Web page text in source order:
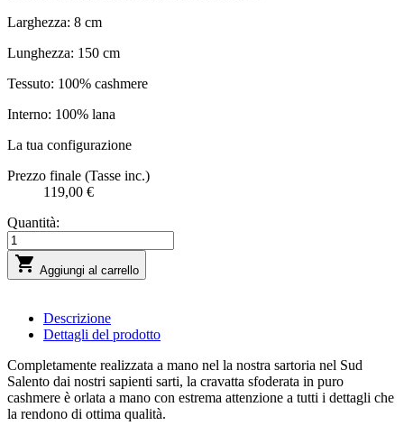
Larghezza: 8 cm
Lunghezza: 150 cm
Tessuto: 100% cashmere
Interno: 100% lana
La tua configurazione
Prezzo finale (Tasse inc.)
119,00 €
Quantità:
 Aggiungi al carrello
Descrizione
Dettagli del prodotto
Completamente realizzata a mano nel la nostra sartoria nel Sud
Salento dai nostri sapienti sarti, la cravatta sfoderata in puro
cashmere è orlata a mano con estrema attenzione a tutti i dettagli che
la rendono di ottima qualità.